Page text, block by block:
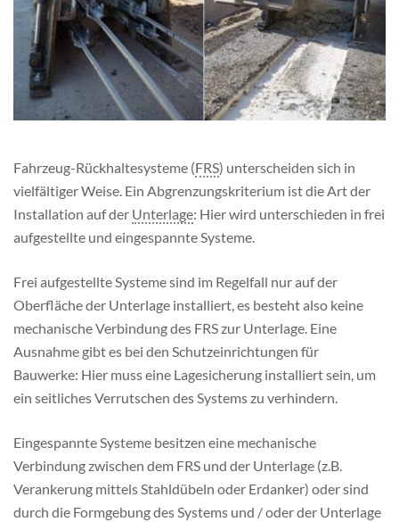
Fahrzeug-Rückhaltesysteme (FRS) unterscheiden sich in
vielfältiger Weise. Ein Abgrenzungskriterium ist die Art der
Installation auf der Unterlage: Hier wird unterschieden in frei
aufgestellte und eingespannte Systeme.
Frei aufgestellte Systeme sind im Regelfall nur auf der
Oberfläche der Unterlage installiert, es besteht also keine
mechanische Verbindung des FRS zur Unterlage. Eine
Ausnahme gibt es bei den Schutzeinrichtungen für
Bauwerke: Hier muss eine Lagesicherung installiert sein, um
ein seitliches Verrutschen des Systems zu verhindern.
Eingespannte Systeme besitzen eine mechanische
Verbindung zwischen dem FRS und der Unterlage (z.B.
Verankerung mittels Stahldübeln oder Erdanker) oder sind
durch die Formgebung des Systems und / oder der Unterlage